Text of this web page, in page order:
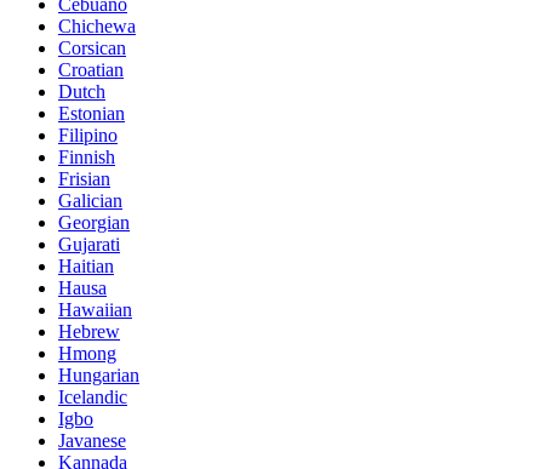
Cebuano
Chichewa
Corsican
Croatian
Dutch
Estonian
Filipino
Finnish
Frisian
Galician
Georgian
Gujarati
Haitian
Hausa
Hawaiian
Hebrew
Hmong
Hungarian
Icelandic
Igbo
Javanese
Kannada